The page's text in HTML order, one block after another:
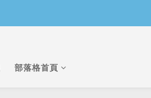
部落格首頁